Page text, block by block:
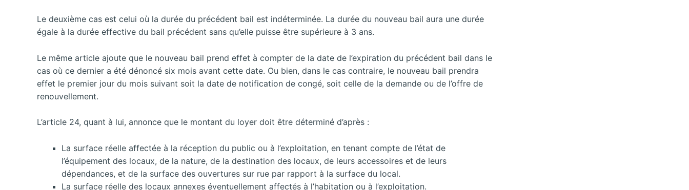
Le deuxième cas est celui où la durée du précédent bail est indéterminée. La durée du nouveau bail aura une durée
égale à la durée effective du bail précédent sans qu’elle puisse être supérieure à 3 ans.
Le même article ajoute que le nouveau bail prend effet à compter de la date de l’expiration du précédent bail dans le
cas où ce dernier a été dénoncé six mois avant cette date. Ou bien, dans le cas contraire, le nouveau bail prendra
effet le premier jour du mois suivant soit la date de notification de congé, soit celle de la demande ou de l’offre de
renouvellement.
L’article 24, quant à lui, annonce que le montant du loyer doit être déterminé d’après :
La surface réelle affectée à la réception du public ou à l’exploitation, en tenant compte de l’état de
l’équipement des locaux, de la nature, de la destination des locaux, de leurs accessoires et de leurs
dépendances, et de la surface des ouvertures sur rue par rapport à la surface du local.
La surface réelle des locaux annexes éventuellement affectés à l’habitation ou à l’exploitation.